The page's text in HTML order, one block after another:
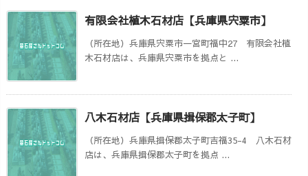
有限会社植木石材店【兵庫県宍粟市】
（所在地）兵庫県宍粟市一宮町福中27 有限会社植
木石材店は、兵庫県宍粟市を拠点と ...
八木石材店【兵庫県揖保郡太子町】
（所在地）兵庫県揖保郡太子町吉福35-4 八木石材
店は、兵庫県揖保郡太子町を拠点 ...